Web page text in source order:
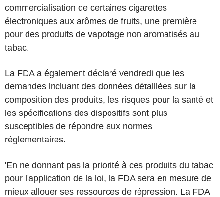
commercialisation de certaines cigarettes
électroniques aux arômes de fruits, une première
pour des produits de vapotage non aromatisés au
tabac.
La FDA a également déclaré vendredi que les
demandes incluant des données détaillées sur la
composition des produits, les risques pour la santé et
les spécifications des dispositifs sont plus
susceptibles de répondre aux normes
réglementaires.
'En ne donnant pas la priorité à ces produits du tabac
pour l'application de la loi, la FDA sera en mesure de
mieux allouer ses ressources de répression. La FDA